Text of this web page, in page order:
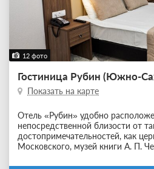
12 фото
Гостиница Рубин (Южно-
Показать на карте
Отель «Рубин» удобно
непосредственной близости от
достопримечательностей, как
Московского, музей книги А. П.